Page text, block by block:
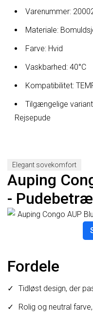
Varenummer:
Materiale:
Farve: Hvid
Vaskbarhed: 40°C
Kompatibilitet:
Tilgængelige
Rejsepude
Elegant sovekomfort
Auping
-
Fordele
Tidløst design, der
Rolig og neutral